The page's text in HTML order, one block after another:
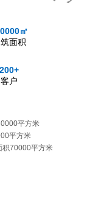
㎡
面积
200+
客户
平方米
平方米
积70000平方米